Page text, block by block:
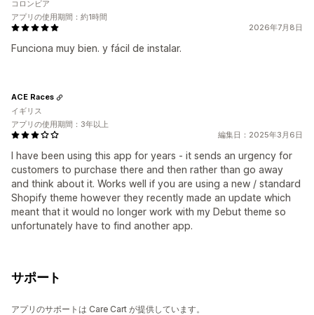
2026年7月8日
Funciona muy bien. y fácil de instalar.
コロンビア
アプリの使用期間：約1時間
編集日：2025年3月6日
I have been using this app for years - it sends an urgency for
customers to purchase there and then rather than go away
and think about it. Works well if you are using a new / standard
Shopify theme however they recently made an update which
meant that it would no longer work with my Debut theme so
unfortunately have to find another app.
ACE Races
イギリス
アプリの使用期間：3年以上
サポート
アプリのサポートは Care Cart が提供しています。